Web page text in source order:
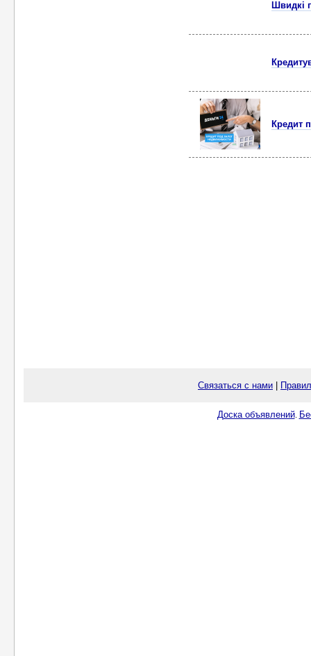
Швидкі
Кредит
Связаться с нами
Доска объявлений.